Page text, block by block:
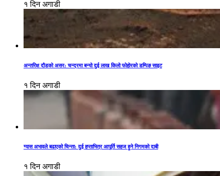
१ दिन अगाडी
अन्तरिक्ष दौडको असर: चन्द्रमा बन्यो दुई लाख किलो फोहोरको डम्पिङ साइट
१ दिन अगाडी
ग्यास अभावले बढाएको चिन्ता: दुई हप्ताभित्र आपूर्ति सहज हुने निगमको दाबी
१ दिन अगाडी